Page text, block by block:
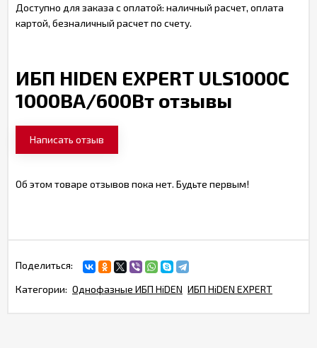
Доступно для заказа с оплатой: наличный расчет, оплата
картой, безналичный расчет по счету.
ИБП HIDEN EXPERT ULS1000C
1000ВА/600Вт отзывы
Написать отзыв
Об этом товаре отзывов пока нет. Будьте первым!
Поделиться:
Категории: Однофазные ИБП HiDEN ИБП HiDEN EXPERT